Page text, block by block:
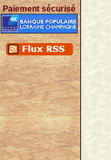
Paiement sécurisé